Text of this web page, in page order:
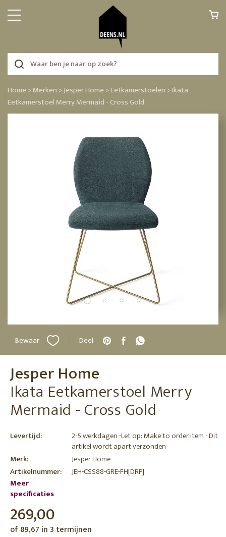
Home >Merken >Jesper Home >Eetkamerstoelen >Ikata
Eetkamerstoel Merry Mermaid - Cross Gold
Bewaar Deel
Jesper Home
Ikata Eetkamerstoel Merry
Mermaid - Cross Gold
Levertijd:
2-5 werkdagen -Let op: Make to order item - Dit
artikel wordt apart verzonden
Merk:
Jesper Home
Artikelnummer:
JEH-CSS88-GRE-FH[DRP]
Meer
specificaties
269,00
of 89,67 in 3 termijnen